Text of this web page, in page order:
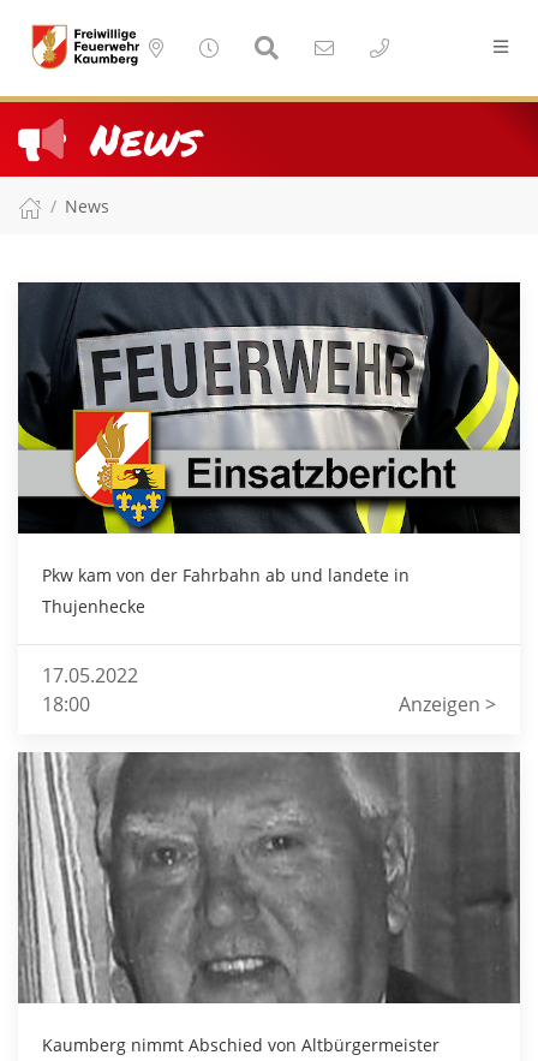
News
News
Pkw kam von der Fahrbahn ab und landete in
Thujenhecke
17.05.2022
18:00
Anzeigen >
Kaumberg nimmt Abschied von Altbürgermeister